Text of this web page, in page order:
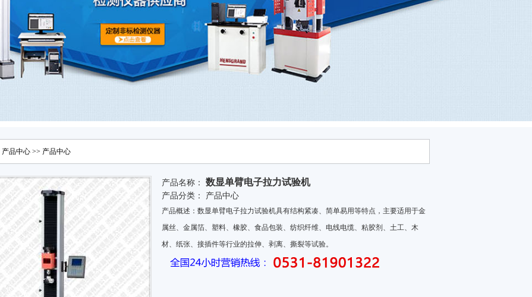
产品中心 >> 产品中心
产品名称： 数显单臂电子拉力试验机
产品分类： 产品中心
产品概述：数显单臂电子拉力试验机具有结构紧凑、简单易用等特点，主要适用于金
属丝、金属箔、塑料、橡胶、食品包装、纺织纤维、电线电缆、粘胶剂、土工、木
材、纸张、接插件等行业的拉伸、剥离、撕裂等试验。